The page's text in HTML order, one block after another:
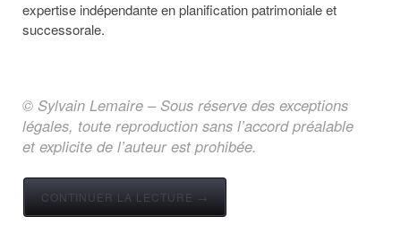
expertise indépendante en planification patrimoniale et
successorale.
© Sylvain Lemaire – Sous réserve des exceptions
légales, toute reproduction sans l’accord préalable
et explicite de l’auteur est prohibée.
CONTINUER LA LECTURE →